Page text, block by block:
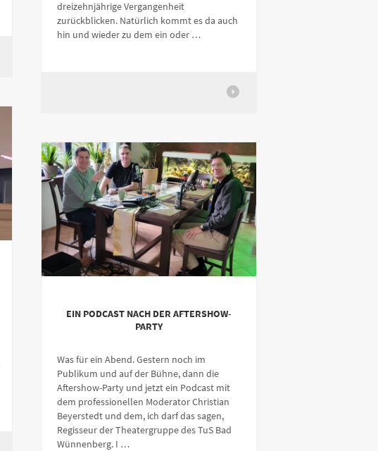
dreizehnjährige Vergangenheit
zurückblicken. Natürlich kommt es da auch
hin und wieder zu dem ein oder …
EIN PODCAST NACH DER AFTERSHOW-
PARTY
Was für ein Abend. Gestern noch im
Publikum und auf der Bühne, dann die
Aftershow-Party und jetzt ein Podcast mit
dem professionellen Moderator Christian
Beyerstedt und dem, ich darf das sagen,
Regisseur der Theatergruppe des TuS Bad
Wünnenberg. I …